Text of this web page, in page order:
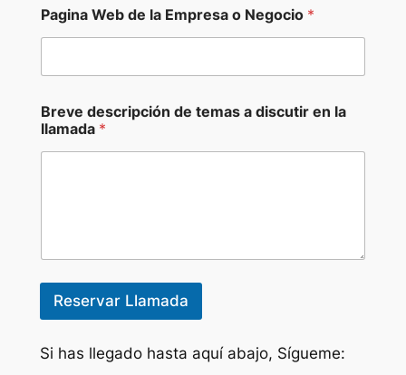
C
E
i
s
c
u
Pagina Web de la Empresa o Negocio *
Breve descripción de temas a discutir en la
llamada *
Reservar Llamada
Si has llegado hasta aquí abajo, Sígueme: